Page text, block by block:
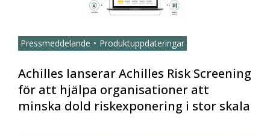
Pressmeddelande Produktuppdateringar
Achilles lanserar Achilles Risk Screening
för att hjälpa organisationer att
minska dold riskexponering i stor skala